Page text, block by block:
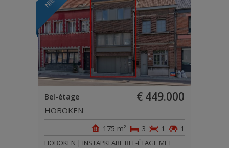
Bel-étage € 449.000
HOBOKEN
1
1
3
175 m²
HOBOKEN | INSTAPKLARE BEL-ÉTAGE MET